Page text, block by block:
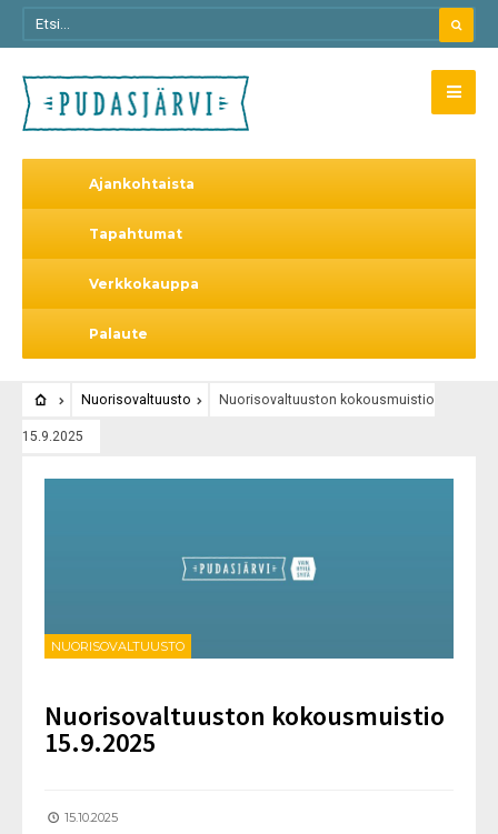
Ajankohtaista
Tapahtumat
Verkkokauppa
Palaute
Nuorisovaltuusto Nuorisovaltuuston kokousmuistio
15.9.2025
NUORISOVALTUUSTO
Nuorisovaltuuston kokousmuistio
15.9.2025
15.10.2025